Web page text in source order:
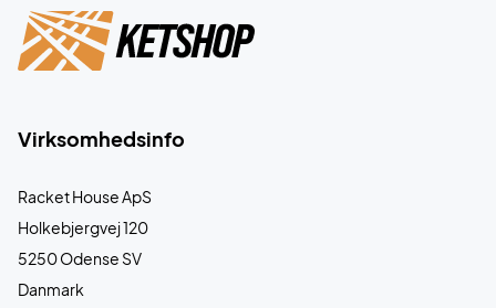
Virksomhedsinfo
Racket House ApS
Holkebjergvej 120
5250 Odense SV
Danmark